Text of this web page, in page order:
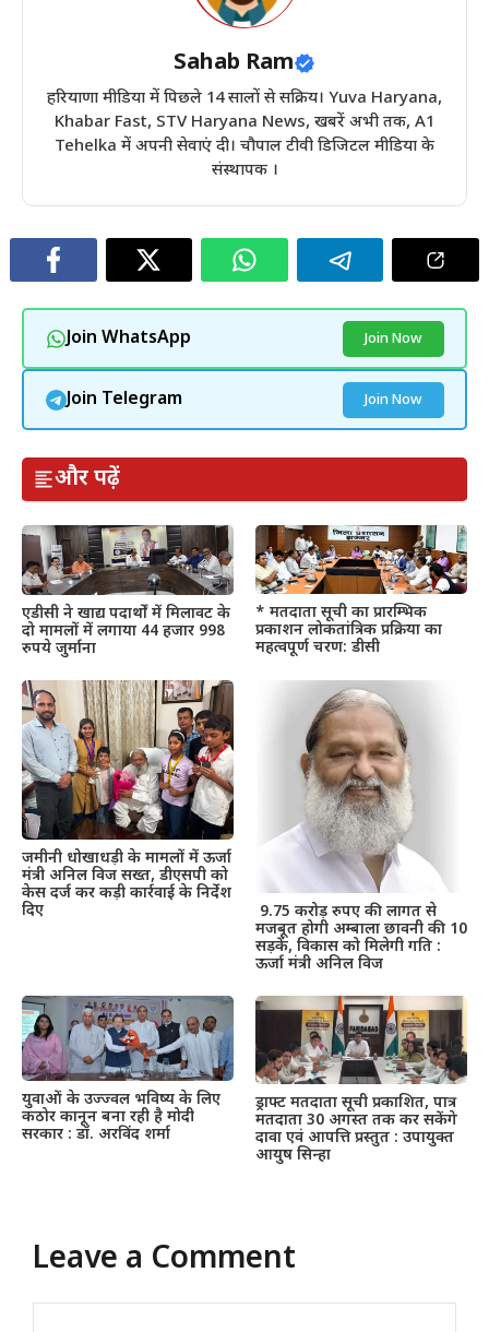
Sahab Ram
हरियाणा मीडिया में पिछले 14 सालों से सक्रिय। Yuva Haryana,
Khabar Fast, STV Haryana News, खबरें अभी तक, A1
Tehelka में अपनी सेवाएं दी। चौपाल टीवी डिजिटल मीडिया के
संस्थापक ।
Join WhatsApp Join Now
Join Telegram Join Now
और पढ़ें
एडीसी ने खाद्य पदार्थों में मिलावट के
दो मामलों में लगाया 44 हजार 998
रुपये जुर्माना
* मतदाता सूची का प्रारम्भिक
प्रकाशन लोकतांत्रिक प्रक्रिया का
महत्वपूर्ण चरण: डीसी
जमीनी धोखाधड़ी के मामलों में ऊर्जा
मंत्री अनिल विज सख्त, डीएसपी को
केस दर्ज कर कड़ी कार्रवाई के निर्देश
दिए
9.75 करोड़ रुपए की लागत से
मजबूत होगी अम्बाला छावनी की 10
सड़कें, विकास को मिलेगी गति :
ऊर्जा मंत्री अनिल विज
युवाओं के उज्ज्वल भविष्य के लिए
कठोर कानून बना रही है मोदी
सरकार : डॉ. अरविंद शर्मा
ड्राफ्ट मतदाता सूची प्रकाशित, पात्र
मतदाता 30 अगस्त तक कर सकेंगे
दावा एवं आपत्ति प्रस्तुत : उपायुक्त
आयुष सिन्हा
Leave a Comment